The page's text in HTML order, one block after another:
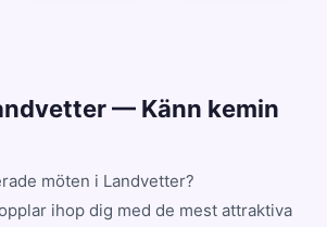
— Känn kemin
möten i Landvetter?
ihop dig med de mest attraktiva